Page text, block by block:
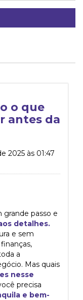
o que
antes da
2025 às 01:47
passo e
detalhes.
e sem
a
Mas quais
nesse
precisa
e bem-